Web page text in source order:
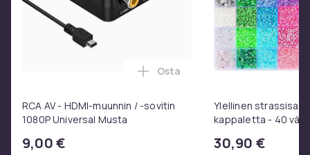
RCA AV - HDMI-muunnin / -sovitin
1080P Universal Musta
9,00 €
Lisää RCA AV - HDMI-
Osta
Ylellinen
kappaletta - 40
- Liima pinseteillä -
30,90 €